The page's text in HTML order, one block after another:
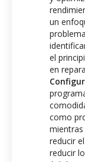
un
el
en
como
reducir
reducir